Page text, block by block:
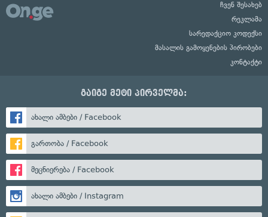
ჩვენ შესახებ
რეკლამა
სარედაქციო კოდექსი
მასალის გამოყენების პირობები
კონტაქტი
გაიგე მეტი პირველმა:
ახალი ამბები / Facebook
გართობა / Facebook
მეცნიერება / Facebook
ახალი ამბები / Instagram